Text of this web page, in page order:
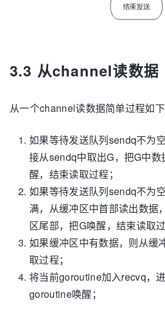
3.3 从channel读数据
从一个channel读数据简单过程如下
如果等待发送队列sendq不为
接从sendq中取出G，把G中
醒，结束读取过程；
如果等待发送队列sendq不为
满，从缓冲区中首部读出数据
区尾部，把G唤醒，结束读取过
如果缓冲区中有数据，则从缓
取过程；
将当前goroutine加入recvq，
goroutine唤醒；